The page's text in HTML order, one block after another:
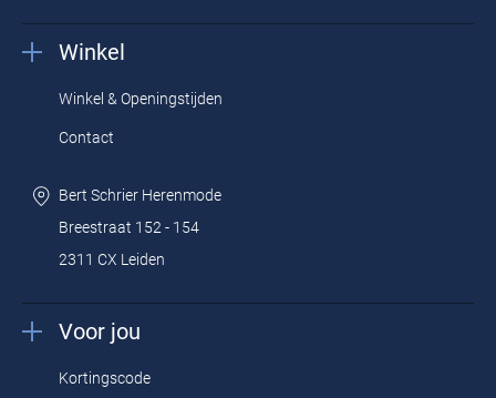
Winkel
Winkel & Openingstijden
Contact
Bert Schrier Herenmode
Breestraat 152 - 154
2311 CX Leiden
Voor jou
Kortingscode